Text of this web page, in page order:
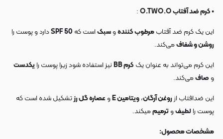
• کرم ضد آفتاب O.TWO.O
:
این یک کرم ضد آفتابمرطوب کنندهوسبکاست که SPF 50دارد و پوست را
روشن و شفافمی‌کند.
این کرم می‌تواند به عنوان یک کرم BB نیز استفاده شود زیرا پوست رایکدست
وصافمی‌کند.
این ضدافتاب ازروغن آرگان،ویتامین E و عصاره گل رزتشکیل شده است که
پوست رالطیفوترمیممیکند.
مشخصات محصول: